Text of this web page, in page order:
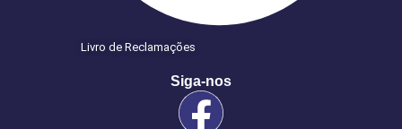
Livro de Reclamações
Siga-nos